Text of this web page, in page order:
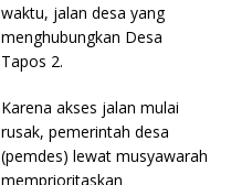
waktu, jalan desa yang
menghubungkan Desa
Tapos 2.
Karena akses jalan mulai
rusak, pemerintah desa
(pem­des) lewat musyawarah
mem­prioritaskan